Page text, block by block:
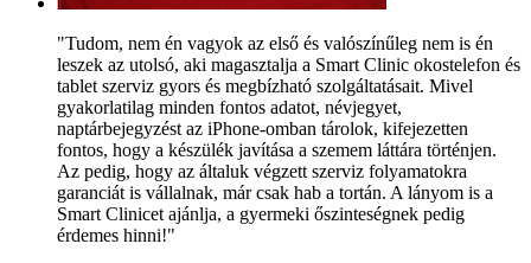
"Tudom, nem én vagyok az első és valószínűleg nem is én
leszek az utolsó, aki magasztalja a Smart Clinic okostelefon és
tablet szerviz gyors és megbízható szolgáltatásait. Mivel
gyakorlatilag minden fontos adatot, névjegyet,
naptárbejegyzést az iPhone-omban tárolok, kifejezetten
fontos, hogy a készülék javítása a szemem láttára történjen.
Az pedig, hogy az általuk végzett szerviz folyamatokra
garanciát is vállalnak, már csak hab a tortán. A lányom is a
Smart Clinicet ajánlja, a gyermeki őszinteségnek pedig
érdemes hinni!"